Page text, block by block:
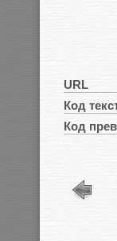
URL
Код
Код